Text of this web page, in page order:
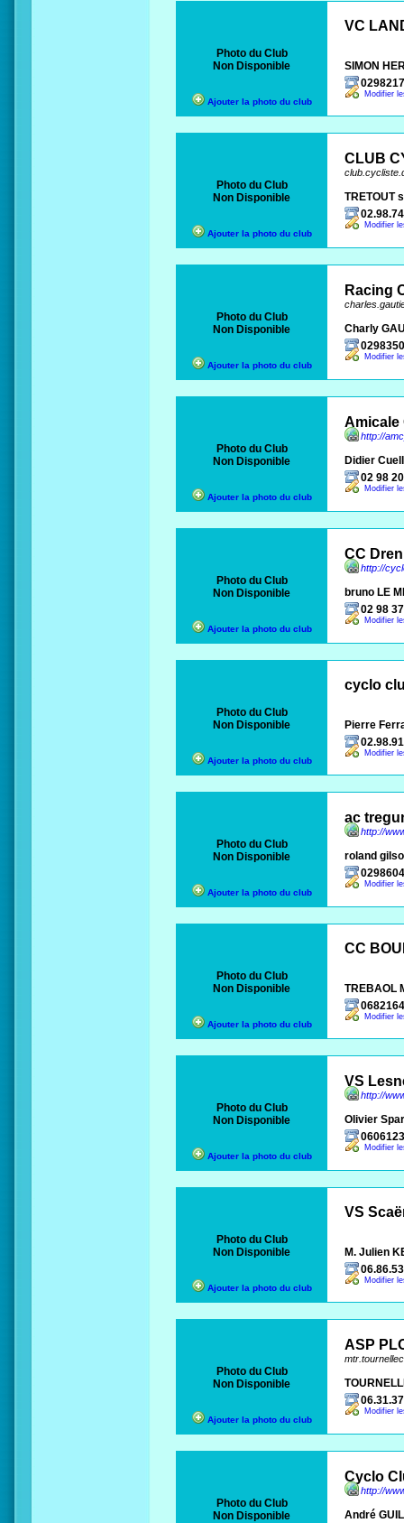
Photo du Club
Non Disponible
Ajouter la photo du club
VC
SIMON
Modifier
Photo du Club
Non Disponible
Ajouter la photo du club
CLUB
TRETOUT
Modifier
Photo du Club
Non Disponible
Ajouter la photo du club
Racing
Charly
Modifier
Photo du Club
Non Disponible
Ajouter la photo du club
Amicale
http://
Didier
02 98
Modifier
Photo du Club
Non Disponible
Ajouter la photo du club
CC
http://
bruno LE
02 98
Modifier
Photo du Club
Non Disponible
Ajouter la photo du club
cyclo
Pierre
Modifier
Photo du Club
Non Disponible
Ajouter la photo du club
ac
http://
roland
Modifier
Photo du Club
Non Disponible
Ajouter la photo du club
CC
TREBAOL
Modifier
Photo du Club
Non Disponible
Ajouter la photo du club
VS
http://
Olivier
Modifier
Photo du Club
Non Disponible
Ajouter la photo du club
VS
M. Julien
Modifier
Photo du Club
Non Disponible
Ajouter la photo du club
ASP
Modifier
Photo du Club
Non Disponible
Cyclo
http://
André